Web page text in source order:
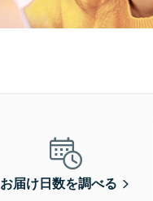
お届け日数を調べる